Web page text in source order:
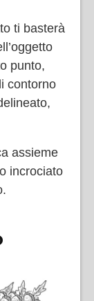
ti basterà
punto,
contorno
assieme
incrociato